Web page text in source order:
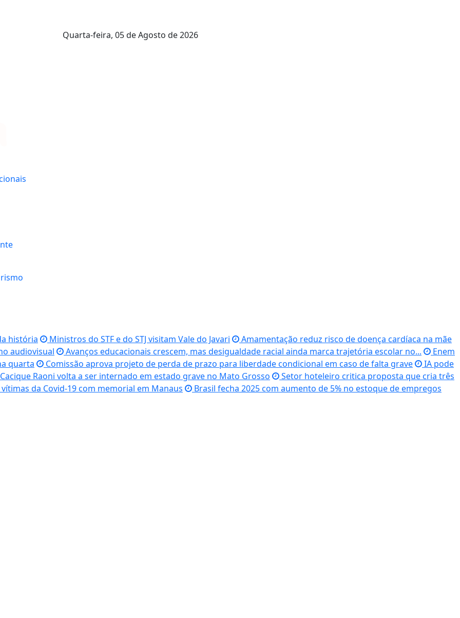
Quarta-feira, 05 de Agosto de 2026
história Ministros do STF e do STJ visitam Vale do Javari
Amamentação reduz risco de doença cardíaca na mãe
audiovisual
Avanços educacionais crescem, mas desigualdade racial ainda marca trajetória escolar no...
Enem
quarta
Comissão aprova projeto de perda de prazo para liberdade condicional em caso de falta grave
IA pode
Raoni volta a ser internado em estado grave no Mato Grosso
Setor hoteleiro critica proposta que cria três
da Covid-19 com memorial em Manaus
Brasil fecha 2025 com aumento de 5% no estoque de empregos